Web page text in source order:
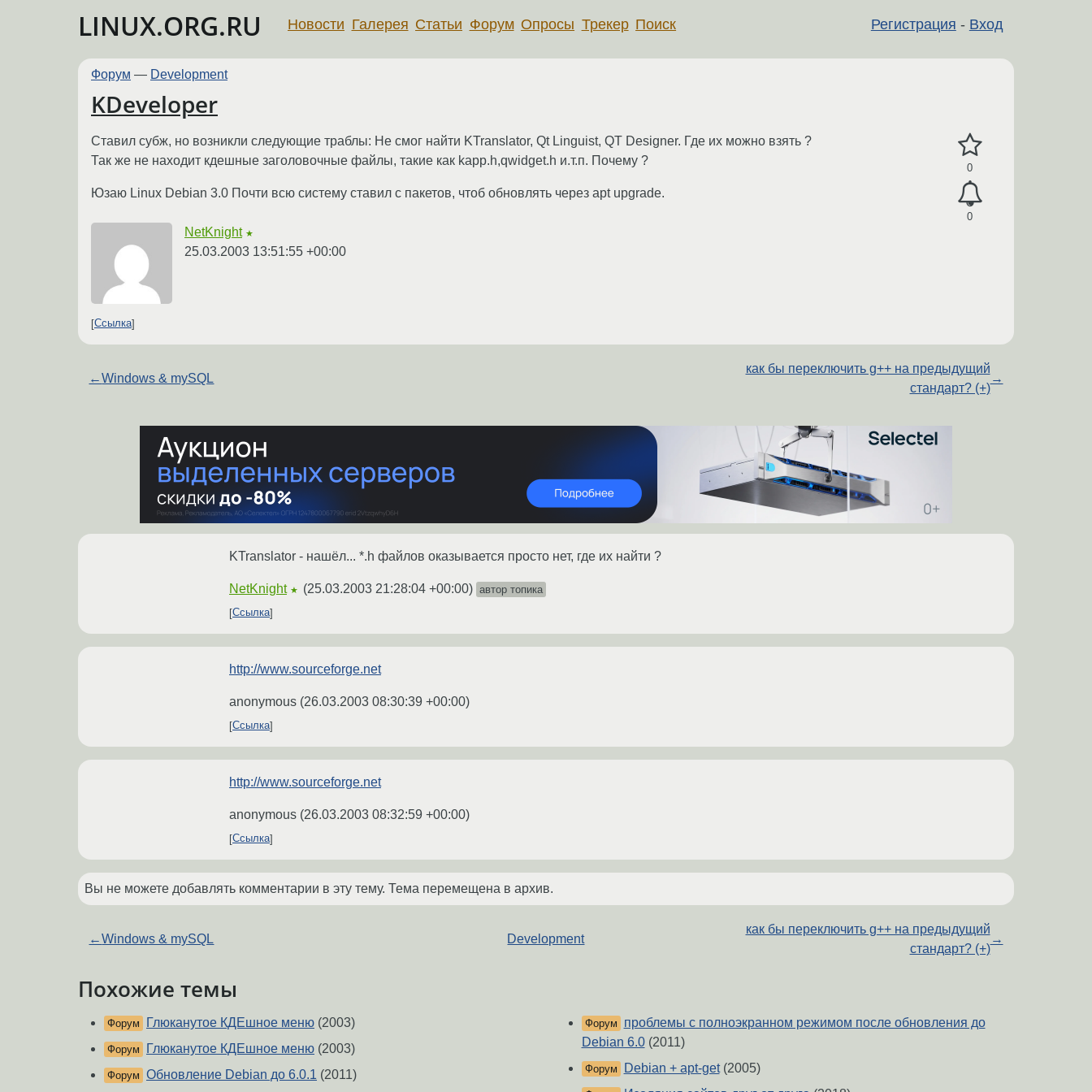
LINUX.ORG.RU Регистрация - Вход
Новости Галерея Статьи Форум Опросы Трекер Поиск
Форум — Development
KDeveloper
0
0
Ставил субж, но возникли следующие траблы: Не смог найти KTranslator, Qt Linguist, QT Designer. Где их можно взять ?
Так же не находит кдешные заголовочные файлы, такие как kapp.h,qwidget.h и.т.п. Почему ?
Юзаю Linux Debian 3.0 Почти всю систему ставил с пакетов, чтоб обновлять через apt upgrade.
NetKnight ★
25.03.2003 13:51:55 +00:00
Ссылка
←Windows & mySQL
как бы переключить g++ на предыдущий
стандарт? (+)
→
KTranslator - нашёл... *.h файлов оказывается просто нет, где их найти ?
NetKnight ★ (25.03.2003 21:28:04 +00:00) автор топика
Ссылка
http://www.sourceforge.net
anonymous (26.03.2003 08:30:39 +00:00)
Ссылка
http://www.sourceforge.net
anonymous (26.03.2003 08:32:59 +00:00)
Ссылка
Вы не можете добавлять комментарии в эту тему. Тема перемещена в архив.
←Windows & mySQL Development
как бы переключить g++ на предыдущий
стандарт? (+)
→
Похожие темы
Форум Глюканутое КДЕшное меню (2003)
Форум Глюканутое КДЕшное меню (2003)
Форум Обновление Debian до 6.0.1 (2011)
Форум
проблемы с полноэкранном режимом после обновления до
Debian 6.0(2011)
Форум Debian + apt-get(2005)